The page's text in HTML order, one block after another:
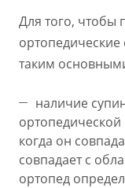
Для того, чтобы
ортопедические
таким
наличие
когда он
совпадает с
ортопед